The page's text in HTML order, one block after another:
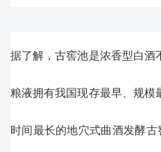
据了解，古窖池是浓香型白
粮液拥有我国现存最早、规
时间最长的地穴式曲酒发酵